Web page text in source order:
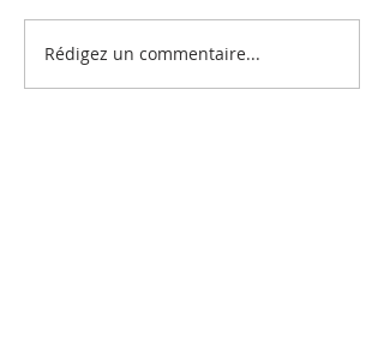
Rédigez un commentaire...